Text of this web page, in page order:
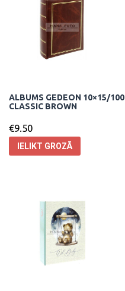
ALBUMS GEDEON 10×15/100
CLASSIC BROWN
€9.50
IELIKT GROZĀ